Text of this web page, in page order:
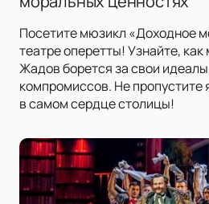
Посетите мюзикл «Доходное
театре оперетты! Узнайте,
Жадов борется за свои
компромиссов. Не пропустите
в самом сердце столицы!